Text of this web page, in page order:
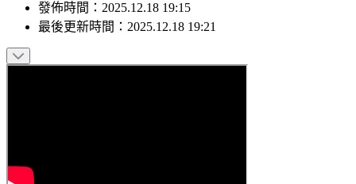
記者：韓上棆｜攝影：陳建銘
發佈時間：2025.12.18 19:15